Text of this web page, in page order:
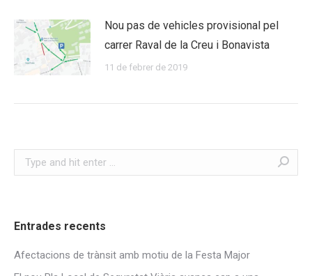
Nou pas de vehicles provisional pel
carrer Raval de la Creu i Bonavista
11 de febrer de 2019
Search:
Entrades recents
Afectacions de trànsit amb motiu de la Festa Major